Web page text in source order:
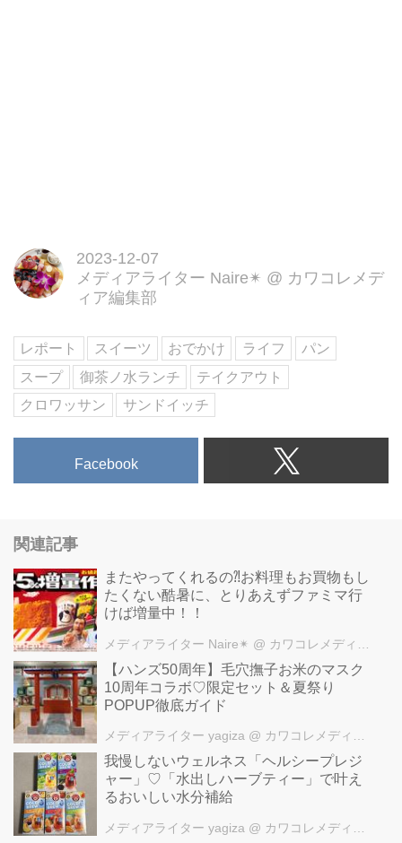
2023-12-07
メディアライター Naire✴︎ @ カワコレメデ
ィア編集部
レポート スイーツ おでかけ ライフ
パン
スープ
御茶ノ水ランチ
テイクアウト
クロワッサン
サンドイッチ
Facebook
関連記事
またやってくれるの⁈お料理もお買物もし
たくない酷暑に、とりあえずファミマ行
けば増量中！！
メディアライター Naire✴︎ @ カワコレメディア編集部
【ハンズ50周年】毛穴撫子お米のマスク
10周年コラボ♡限定セット＆夏祭り
POPUP徹底ガイド
メディアライター yagiza @ カワコレメディア編集部
我慢しないウェルネス「ヘルシープレジ
ャー」♡「水出しハーブティー」で叶え
るおいしい水分補給
メディアライター yagiza @ カワコレメディア編集部